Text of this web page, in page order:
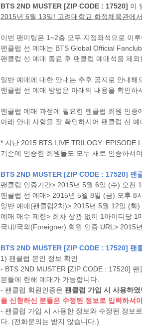
BTS 2ND MUSTER [ZIP CODE : 17520] 이
2015년 6월 13일! 고려대학교 화정체육관에서
이번 팬미팅은 1~2층 모두 지정좌석으로 이
팬클럽 선 예매는 BTS Global Official
팬클럽 선 예매 종료 후 팬클럽 예매석을 제
일반 예매에 대한 안내는 추후 공지로 안내해
팬클럽 선 예매 방법은 아래의 내용을 확인하
팬클럽 예매 과정에 필요한 팬클럽 회원 인증
아래 안내 사항을 잘 확인하시어 팬클럽 선
* 지난 2015 BTS LIVE TRILOGY: EPISODE
기존에 인증한 회원들도 모두 새로 인증하셔
BTS 2ND MUSTER [ZIP CODE : 17520] 팬
팬클럽 인증기간> 2015년 5월 6일 (수) 오전
팬클럽 선 예매> 2015년 5월 8일 (금) 오후 8
일반 예매(팬클럽2차)> 2015년 5월 12일 (화
예매 매수 제한> 회차 상관 없이 1아이디당
국내/국외(Foreigner) 회원 인증 URL> 2015
BTS 2ND MUSTER [ZIP CODE : 17520] 팬
1) 팬클럽 본인 정보 확인
- BTS 2ND MUSTER [ZIP CODE : 17520]
분들에 한해 예매가 가능합니다.
- 팬클럽 회원인증은 팬클럽 가입 시 사용하
을 신청하신 분들은 수정된 정보로 입력하셔
- 팬클럽 가입 시 사용한 정보와 수정된 정보
다. (전화문의는 받지 않습니다.)